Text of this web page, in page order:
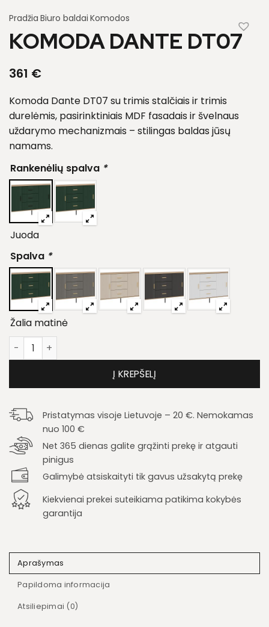
Pradžia Biuro baldai Komodos
KOMODA DANTE DT07
361 €
Komoda Dante DT07 su trimis stalčiais ir trimis
durelėmis, pasirinktiniais MDF fasadais ir švelnaus
uždarymo mechanizmais – stilingas baldas jūsų
namams.
Rankenėlių spalva *
Juoda
Spalva *
Žalia matinė
produkto kiekis: Komoda Dante DT07
Į KREPŠELĮ
Pristatymas visoje Lietuvoje – 20 €. Nemokamas
nuo 100 €
Net 365 dienas galite grąžinti prekę ir atgauti
pinigus
Galimybė atsiskaityti tik gavus užsakytą prekę
Kiekvienai prekei suteikiama patikima kokybės
garantija
Aprašymas
Papildoma informacija
Atsiliepimai (0)